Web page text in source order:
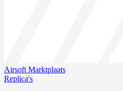
Airsoft Marktplaats
Replica's